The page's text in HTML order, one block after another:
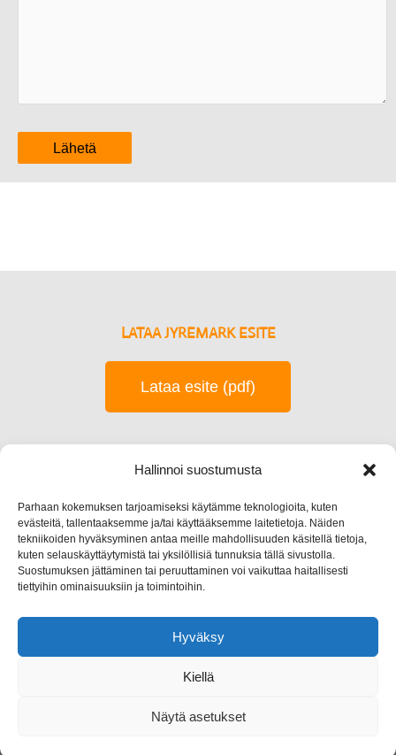
Hallinnoi suostumusta
Parhaan kokemuksen tarjoamiseksi käytämme teknologioita, kuten
evästeitä, tallentaaksemme ja/tai käyttääksemme laitetietoja. Näiden
tekniikoiden hyväksyminen antaa meille mahdollisuuden käsitellä tietoja,
kuten selauskäyttäytymistä tai yksilöllisiä tunnuksia tällä sivustolla.
Suostumuksen jättäminen tai peruuttaminen voi vaikuttaa haitallisesti
tiettyihin ominaisuuksiin ja toimintoihin.
Hyväksy
Kiellä
Näytä asetukset
LATAA JYREMARK ESITE
Lataa esite (pdf)
Jyremark Oy
Jämsänkoskentie 2, 42440 Koskenpää
(014) 767 130
info@jyremark.fi